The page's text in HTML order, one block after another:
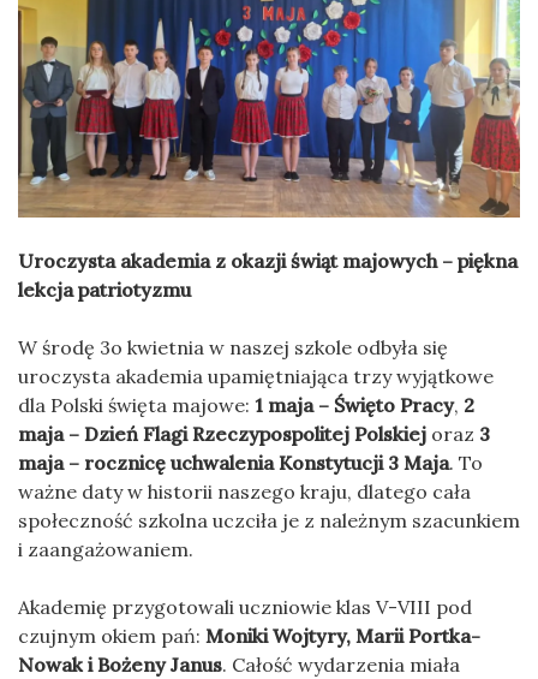
Uroczysta akademia z okazji świąt majowych – piękna
lekcja patriotyzmu
W środę 3o kwietnia w naszej szkole odbyła się
uroczysta akademia upamiętniająca trzy wyjątkowe
dla Polski święta majowe: 1 maja – Święto Pracy, 2
maja – Dzień Flagi Rzeczypospolitej Polskiej oraz 3
maja – rocznicę uchwalenia Konstytucji 3 Maja. To
ważne daty w historii naszego kraju, dlatego cała
społeczność szkolna uczciła je z należnym szacunkiem
i zaangażowaniem.
Akademię przygotowali uczniowie klas V-VIII pod
czujnym okiem pań: Moniki Wojtyry, Marii Portka-
Nowak i Bożeny Janus. Całość wydarzenia miała